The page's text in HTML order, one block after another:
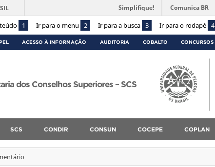
1 Ir para o menu 2 Ir para a busca 3 Ir para o rodapé 4
Simplifique! Comunica BR
ACESSO À INFORMAÇÃO AUDITORIA COBALTO CONCURSOS
dos Conselhos Superiores – SCS
SCS CONDIR CONSUN COCEPE COPLAN